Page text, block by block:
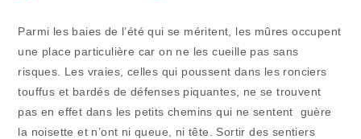
publication :
Parmi les baies de l’été qui se méritent, les mûres occupent
une place particulière car on ne les cueille pas sans
risques. Les vraies, celles qui poussent dans les ronciers
touffus et bardés de défenses piquantes, ne se trouvent
pas en effet dans les petits chemins qui ne sentent guère
la noisette et n’ont ni queue, ni tête. Sortir des sentiers